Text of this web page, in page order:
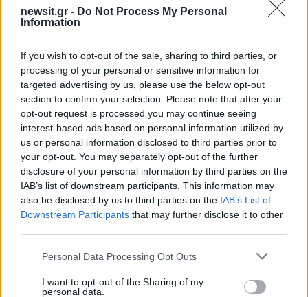
newsit.gr - Do Not Process My Personal
Information
If you wish to opt-out of the sale, sharing to third parties, or
processing of your personal or sensitive information for
targeted advertising by us, please use the below opt-out
section to confirm your selection. Please note that after your
opt-out request is processed you may continue seeing
interest-based ads based on personal information utilized by
us or personal information disclosed to third parties prior to
your opt-out. You may separately opt-out of the further
disclosure of your personal information by third parties on the
IAB’s list of downstream participants. This information may
also be disclosed by us to third parties on the IAB’s List of
Downstream Participants that may further disclose it to other
Please note that this website/app uses one or more Google
not limited to your visit or usage behaviour. You may click to
Personal Data Processing Opt Outs
I want to opt-out of the Sharing of my
personal data.